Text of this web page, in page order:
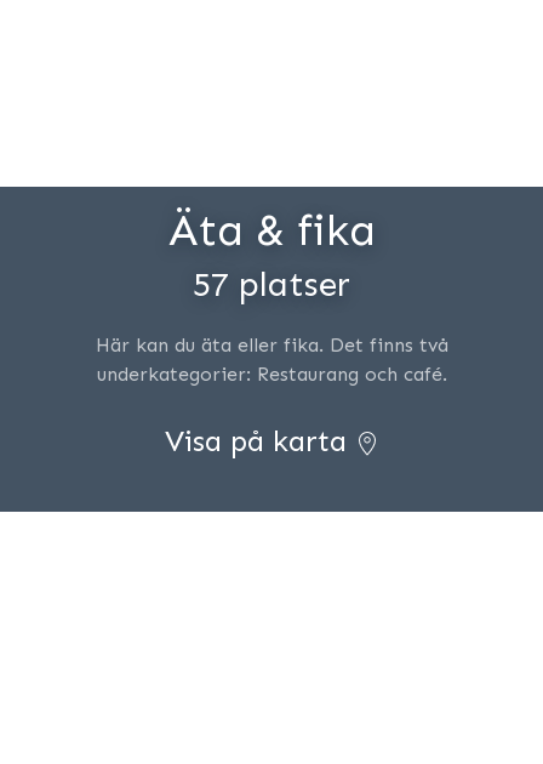
Äta & fika
57 platser
Här kan du äta eller fika. Det finns två
underkategorier: Restaurang och café.
Visa på karta